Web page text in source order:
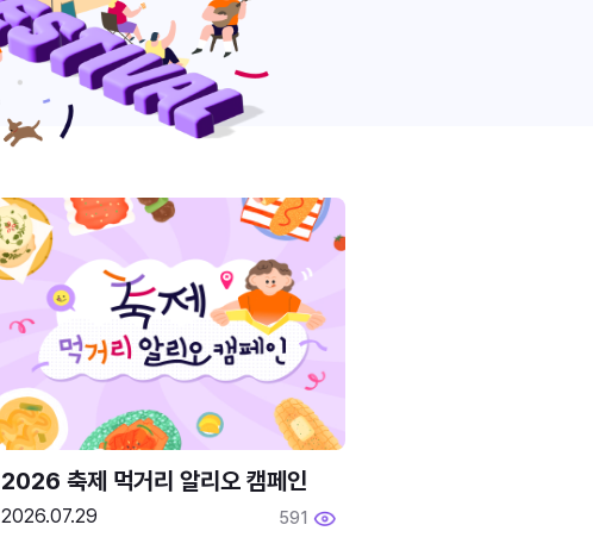
2026 축제 먹거리 알리오 캠페인
2026.07.29 591